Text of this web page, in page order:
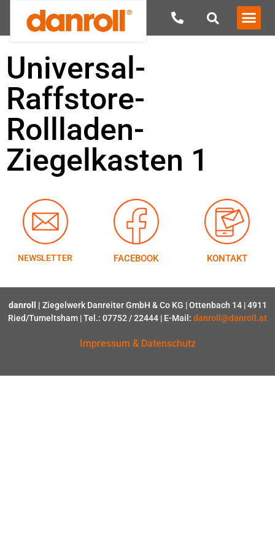
Universal-
Raffstore-
Rollladen-
Ziegelkasten 1
NEWSLETTER FACEBOOK KONTAKT
danroll | Ziegelwerk Danreiter GmbH & Co KG | Ottenbach 14 | 4911
Ried/Tumeltsham | Tel.: 07752 / 22444 | E-Mail: danroll@danroll.at
Impressum & Datenschutz